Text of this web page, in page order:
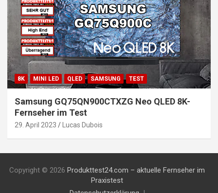
8K MINI LED QLED SAMSUNG TEST
Samsung GQ75QN900CTXZG Neo QLED 8K-
Fernseher im Test
29. April 2023 Lucas Dubois
Copyright © 2026 Produkttest24.com – aktuelle Fernseher im
Praxistest